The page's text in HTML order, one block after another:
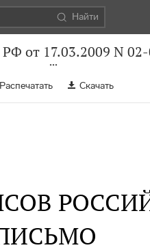
Найти
от 17.03.2009 N
Распечатать Скачать